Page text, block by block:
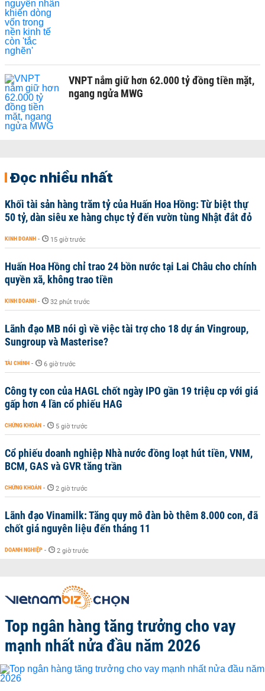
VNPT nắm giữ hơn 62.000 tỷ đồng tiền mặt,
ngang ngửa MWG
Đọc nhiều nhất
Khối tài sản hàng trăm tỷ của Huấn Hoa Hồng: Từ biệt thự
50 tỷ, dàn siêu xe hàng chục tỷ đến vườn tùng Nhật đắt đỏ
KINH DOANH - 15 giờ trước
Huấn Hoa Hồng chỉ trao 24 bồn nước tại Lai Châu cho chính
quyền xã, không trao tiền
KINH DOANH - 32 phút trước
Lãnh đạo MB nói gì về việc tài trợ cho 18 dự án Vingroup,
Sungroup và Masterise?
TÀI CHÍNH - 6 giờ trước
Công ty con của HAGL chốt ngày IPO gần 19 triệu cp với giá
gấp hơn 4 lần cổ phiếu HAG
CHỨNG KHOÁN - 5 giờ trước
Cổ phiếu doanh nghiệp Nhà nước đồng loạt hút tiền, VNM,
BCM, GAS và GVR tăng trần
CHỨNG KHOÁN - 2 giờ trước
Lãnh đạo Vinamilk: Tăng quy mô đàn bò thêm 8.000 con, đã
chốt giá nguyên liệu đến tháng 11
DOANH NGHIỆP - 2 giờ trước
Top ngân hàng tăng trưởng cho vay
mạnh nhất nửa đầu năm 2026